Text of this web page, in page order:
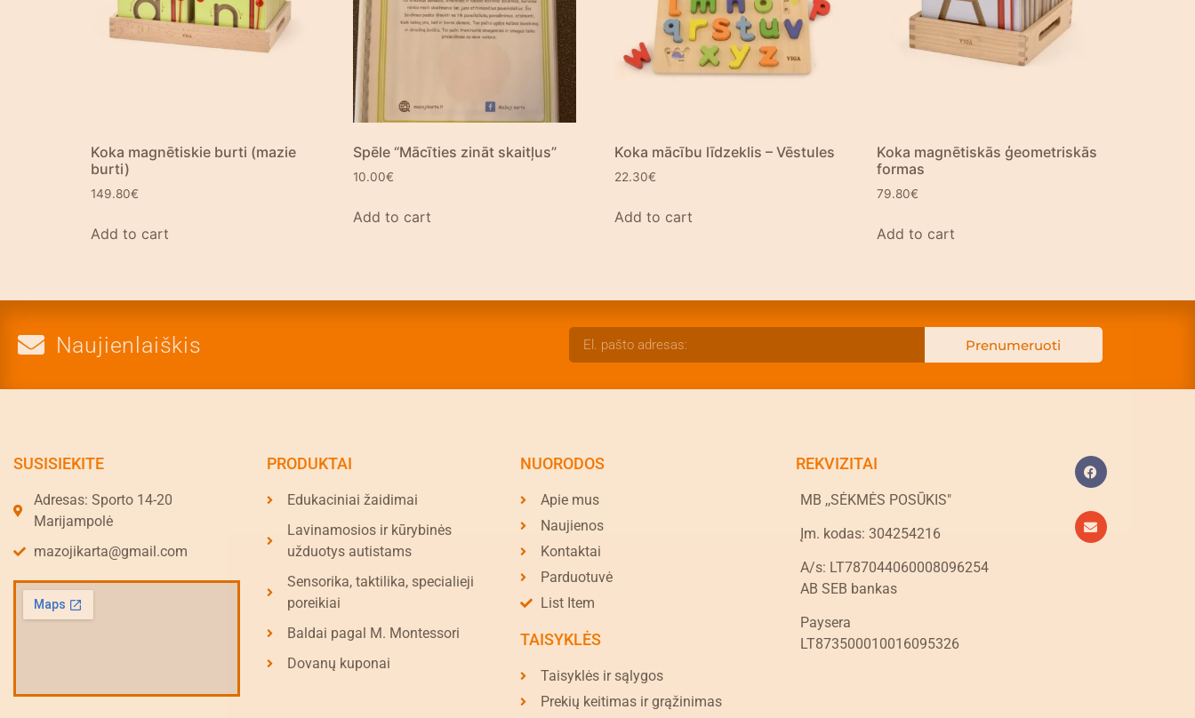
Koka magnētiskie burti (mazie
burti)
149.80€
Add to cart
Spēle “Mācīties zināt skaitļus”
10.00€
Add to cart
Koka mācību līdzeklis – Vēstules
22.30€
Add to cart
Koka magnētiskās ģeometriskās
formas
79.80€
Add to cart
Naujienlaiškis Prenumeruoti
SUSISIEKITE
Adresas: Sporto 14-20
Marijampolė
mazojikarta@gmail.com
PRODUKTAI
Edukaciniai žaidimai
Lavinamosios ir kūrybinės
užduotys autistams
Sensorika, taktilika, specialieji
poreikiai
Baldai pagal M. Montessori
Dovanų kuponai
NUORODOS
Apie mus
Naujienos
Kontaktai
Parduotuvė
List Item
TAISYKLĖS
Taisyklės ir sąlygos
Prekių keitimas ir grąžinimas
REKVIZITAI
MB ,,SĖKMĖS POSŪKIS"
Įm. kodas: 304254216
A/s: LT787044060008096254
AB SEB bankas
Paysera
LT873500010016095326